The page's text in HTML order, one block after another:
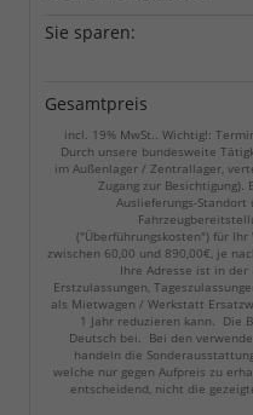
Sie sparen:
Gesamtpreis
incl. 19% MwSt.. Wichtig!:
Durch unsere bundesweite
im Außenlager / Zentrallager,
Zugang zur
Auslieferungs-
("Überführungskosten") für Ihr
zwischen 60,00 und 890,00€, je
Ihre Adresse ist in der
Erstzulassungen,
als Mietwagen / Werkstatt
1 Jahr reduzieren kann. Die
Deutsch bei. Bei den
handeln die
welche nur gegen Aufpreis zu
entscheidend, nicht die